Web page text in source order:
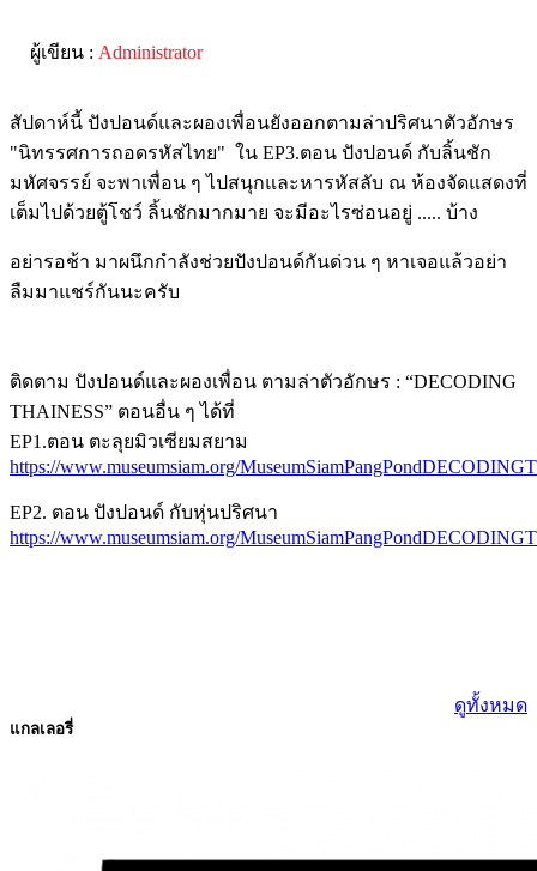
ผู้เขียน : Administrator
สัปดาห์นี้ ปังปอนด์และผองเพื่อนยังออกตามล่าปริศนาตัวอักษร
"นิทรรศการถอดรหัสไทย" ใน EP3.ตอน ปังปอนด์ กับลิ้นชัก
มหัศจรรย์ จะพาเพื่อน ๆ ไปสนุกและหารหัสลับ ณ ห้องจัดแสดงที่
เต็มไปด้วยตู้โชว์ ลิ้นชักมากมาย จะมีอะไรซ่อนอยู่ ..... บ้าง
อย่ารอช้า มาผนึกกำลังช่วยปังปอนด์กันด่วน ๆ หาเจอแล้วอย่า
ลืมมาแชร์กันนะครับ
ติดตาม ปังปอนด์และผองเพื่อน ตามล่าตัวอักษร : “DECODING
THAINESS” ตอนอื่น ๆ ได้ที่
EP1.ตอน ตะลุยมิวเซียมสยาม
https://www.museumsiam.org/
EP2. ตอน ปังปอนด์ กับหุ่นปริศนา
https://www.museumsiam.org/
แกลเลอรี่
ดูทั้งหมด